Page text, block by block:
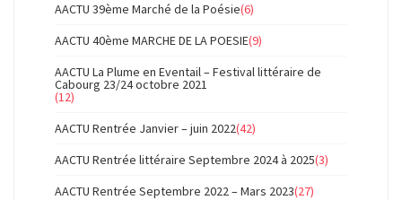
AACTU 39ème Marché de la Poésie(6)
AACTU 40ème MARCHE DE LA POESIE(9)
AACTU La Plume en Eventail – Festival littéraire de
Cabourg 23/24 octobre 2021
(12)
AACTU Rentrée Janvier – juin 2022(42)
AACTU Rentrée littéraire Septembre 2024 à 2025(3)
AACTU Rentrée Septembre 2022 – Mars 2023(27)